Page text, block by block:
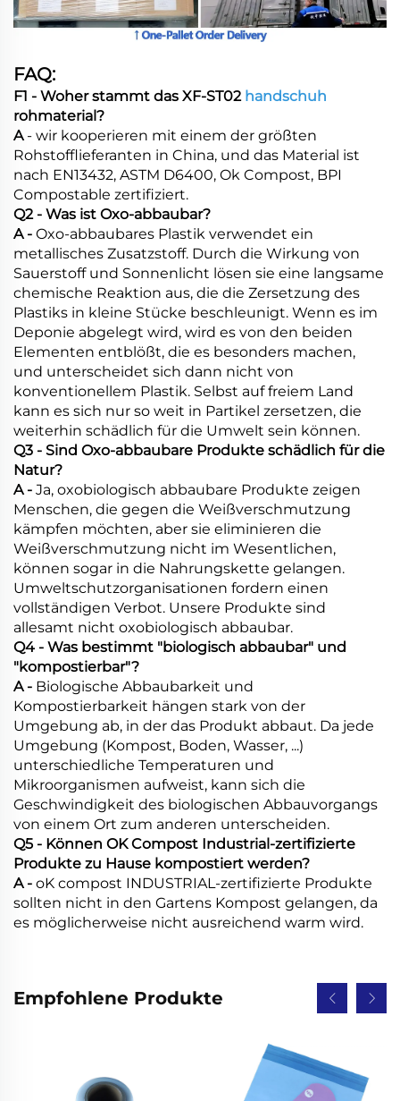
FAQ:
F1 - Woher stammt das XF-ST02 handschuh
rohmaterial?
A - wir kooperieren mit einem der größten
Rohstofflieferanten in China, und das Material ist
nach EN13432, ASTM D6400, Ok Compost, BPI
Compostable zertifiziert.
Q2 - Was ist Oxo-abbaubar?
A - Oxo-abbaubares Plastik verwendet ein
metallisches Zusatzstoff. Durch die Wirkung von
Sauerstoff und Sonnenlicht lösen sie eine langsame
chemische Reaktion aus, die die Zersetzung des
Plastiks in kleine Stücke beschleunigt. Wenn es im
Deponie abgelegt wird, wird es von den beiden
Elementen entblößt, die es besonders machen,
und unterscheidet sich dann nicht von
konventionellem Plastik. Selbst auf freiem Land
kann es sich nur so weit in Partikel zersetzen, die
weiterhin schädlich für die Umwelt sein können.
Q3 - Sind Oxo-abbaubare Produkte schädlich für die
Natur?
A - Ja, oxobiologisch abbaubare Produkte zeigen
Menschen, die gegen die Weißverschmutzung
kämpfen möchten, aber sie eliminieren die
Weißverschmutzung nicht im Wesentlichen,
können sogar in die Nahrungskette gelangen.
Umweltschutzorganisationen fordern einen
vollständigen Verbot. Unsere Produkte sind
allesamt nicht oxobiologisch abbaubar.
Q4 - Was bestimmt "biologisch abbaubar" und
"kompostierbar"?
A - Biologische Abbaubarkeit und
Kompostierbarkeit hängen stark von der
Umgebung ab, in der das Produkt abbaut. Da jede
Umgebung (Kompost, Boden, Wasser, ...)
unterschiedliche Temperaturen und
Mikroorganismen aufweist, kann sich die
Geschwindigkeit des biologischen Abbauvorgangs
von einem Ort zum anderen unterscheiden.
Q5 - Können OK Compost Industrial-zertifizierte
Produkte zu Hause kompostiert werden?
A - oK compost INDUSTRIAL-zertifizierte Produkte
sollten nicht in den Gartens Kompost gelangen, da
es möglicherweise nicht ausreichend warm wird.
Empfohlene Produkte